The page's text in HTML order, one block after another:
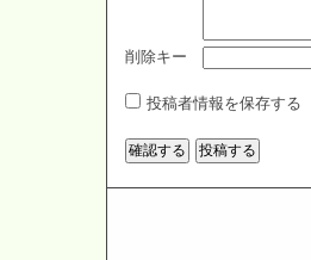
削除キー
投稿者情報を保存する